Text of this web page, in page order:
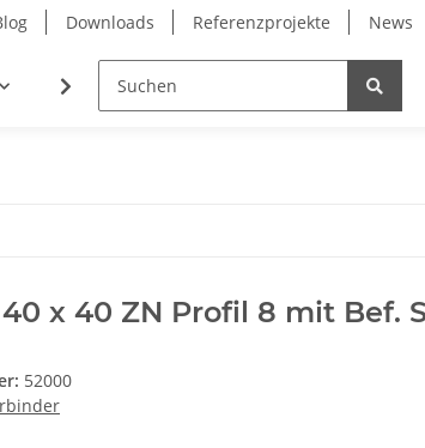
Downloads Referenzprojekte News
Elektro
x 40 ZN Profil 8 mit Bef.
52000